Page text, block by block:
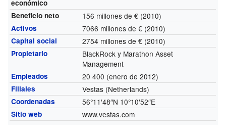
económico
Beneficio neto 156 millones de € (2010)
Activos 7066 millones de € (2010)
Capital social 2754 millones de € (2010)
Propietario
BlackRock y Marathon Asset
Management
Empleados 20 400 (enero de 2012)
Filiales Vestas (Netherlands)
Coordenadas 56°11′48″N 10°10′52″E
Sitio web www.vestas.com